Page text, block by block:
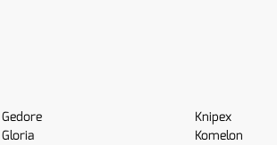
Gedore
Gloria
Knipex
Komelon